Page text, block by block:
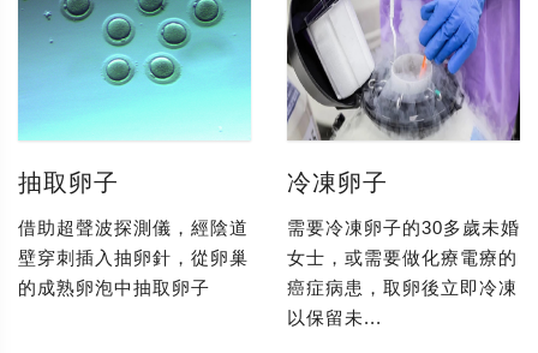
抽取卵子
借助超聲波探測儀，經陰道
壁穿刺插入抽卵針，從卵巢
的成熟卵泡中抽取卵子
冷凍卵子
需要冷凍卵子的30多歲未婚
女士，或需要做化療電療的
癌症病患，取卵後立即冷凍
以保留未...